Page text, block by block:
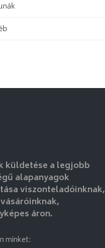
küldetése a legjobb
alapanyagok
viszonteladóinknak,
áron.
minket: